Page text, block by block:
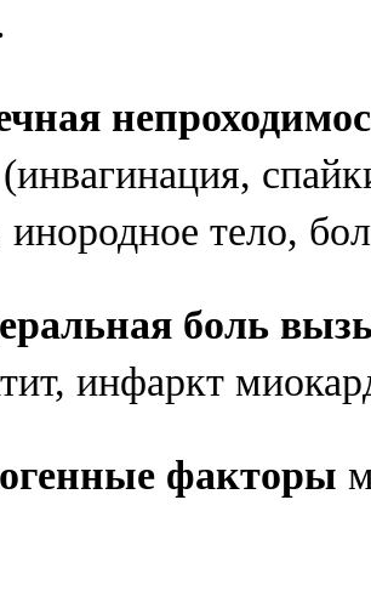
(инвагинация,
инородное тело,
боль
инфаркт
факторы